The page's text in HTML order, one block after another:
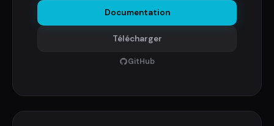
Documentation
Télécharger
GitHub